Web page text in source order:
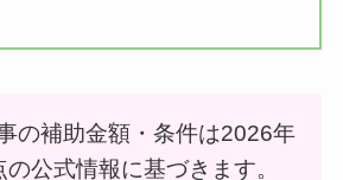
の補助金額・条件は2026年
の公式情報に基づきます。